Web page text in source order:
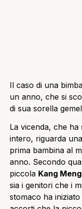
Il caso di una
un anno, che si
di sua sorella
La vicenda, che
intero, riguarda
prima bambina al
anno. Secondo
piccola Kang
sia i genitori che i
stomaco ha